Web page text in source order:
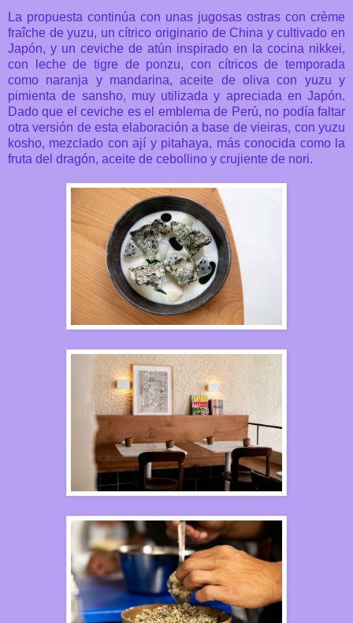
La propuesta continúa con unas jugosas ostras con crème
fraîche de yuzu, un cítrico originario de China y cultivado en
Japón, y un ceviche de atún inspirado en la cocina nikkei,
con leche de tigre de ponzu, con cítricos de temporada
como naranja y mandarina, aceite de oliva con yuzu y
pimienta de sansho, muy utilizada y apreciada en Japón.
Dado que el ceviche es el emblema de Perú, no podía faltar
otra versión de esta elaboración a base de vieiras, con yuzu
kosho, mezclado con ají y pitahaya, más conocida como la
fruta del dragón, aceite de cebollino y crujiente de nori.